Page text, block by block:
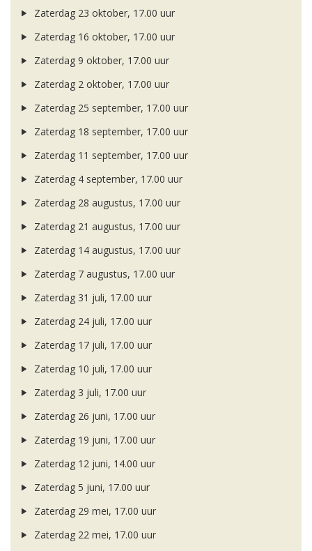
Zaterdag 23 oktober, 17.00 uur
Zaterdag 16 oktober, 17.00 uur
Zaterdag 9 oktober, 17.00 uur
Zaterdag 2 oktober, 17.00 uur
Zaterdag 25 september, 17.00 uur
Zaterdag 18 september, 17.00 uur
Zaterdag 11 september, 17.00 uur
Zaterdag 4 september, 17.00 uur
Zaterdag 28 augustus, 17.00 uur
Zaterdag 21 augustus, 17.00 uur
Zaterdag 14 augustus, 17.00 uur
Zaterdag 7 augustus, 17.00 uur
Zaterdag 31 juli, 17.00 uur
Zaterdag 24 juli, 17.00 uur
Zaterdag 17 juli, 17.00 uur
Zaterdag 10 juli, 17.00 uur
Zaterdag 3 juli, 17.00 uur
Zaterdag 26 juni, 17.00 uur
Zaterdag 19 juni, 17.00 uur
Zaterdag 12 juni, 14.00 uur
Zaterdag 5 juni, 17.00 uur
Zaterdag 29 mei, 17.00 uur
Zaterdag 22 mei, 17.00 uur